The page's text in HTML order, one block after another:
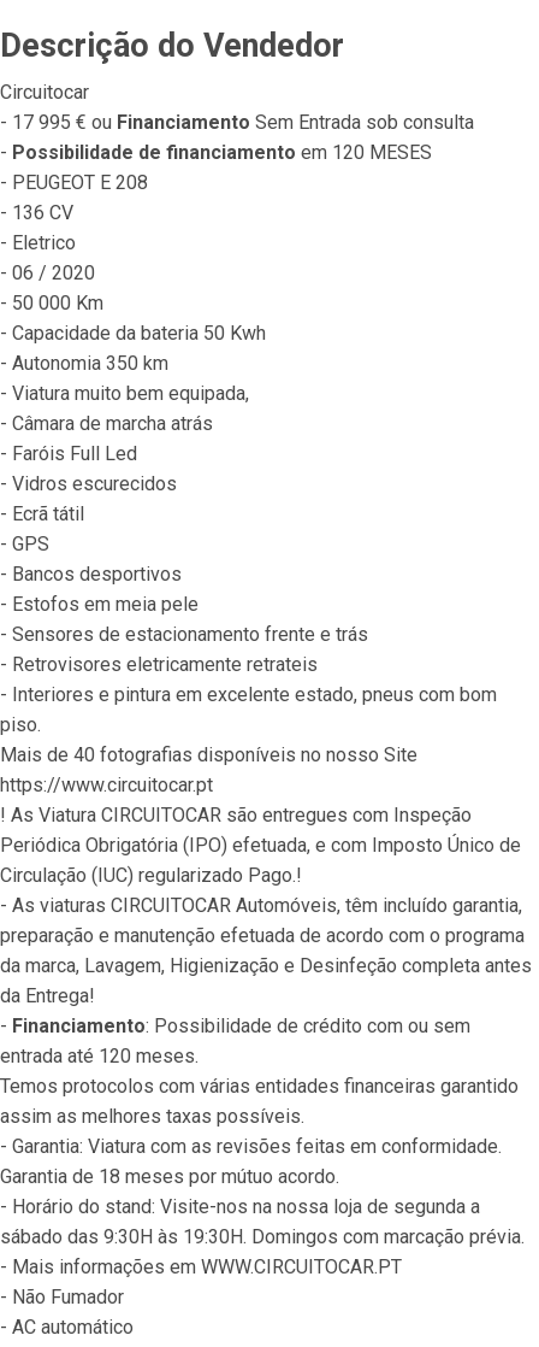
Descrição do Vendedor
Circuitocar
- 17 995 € ou Financiamento Sem Entrada sob consulta
- Possibilidade de financiamento em 120 MESES
- PEUGEOT E 208
- 136 CV
- Eletrico
- 06 / 2020
- 50 000 Km
- Capacidade da bateria 50 Kwh
- Autonomia 350 km
- Viatura muito bem equipada,
- Câmara de marcha atrás
- Faróis Full Led
- Vidros escurecidos
- Ecrã tátil
- GPS
- Bancos desportivos
- Estofos em meia pele
- Sensores de estacionamento frente e trás
- Retrovisores eletricamente retrateis
- Interiores e pintura em excelente estado, pneus com bom
piso.
Mais de 40 fotografias disponíveis no nosso Site
https://www.circuitocar.pt
! As Viatura CIRCUITOCAR são entregues com Inspeção
Periódica Obrigatória (IPO) efetuada, e com Imposto Único de
Circulação (IUC) regularizado Pago.!
- As viaturas CIRCUITOCAR Automóveis, têm incluído garantia,
preparação e manutenção efetuada de acordo com o programa
da marca, Lavagem, Higienização e Desinfeção completa antes
da Entrega!
- Financiamento: Possibilidade de crédito com ou sem
entrada até 120 meses.
Temos protocolos com várias entidades financeiras garantido
assim as melhores taxas possíveis.
- Garantia: Viatura com as revisões feitas em conformidade.
Garantia de 18 meses por mútuo acordo.
- Horário do stand: Visite-nos na nossa loja de segunda a
sábado das 9:30H às 19:30H. Domingos com marcação prévia.
- Mais informações em WWW.CIRCUITOCAR.PT
- Não Fumador
- AC automático